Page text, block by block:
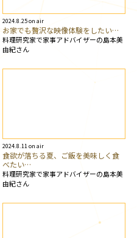
2024.8.25 on air
お家でも贅沢な映像体験をしたい…
料理研究家で家事アドバイザーの島本美
由紀さん
2024.8.11 on air
食欲が落ちる夏、ご飯を美味しく食
べたい…
料理研究家で家事アドバイザーの島本美
由紀さん